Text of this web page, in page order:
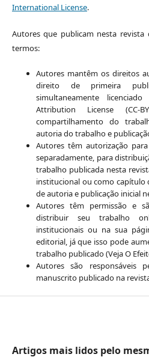
International License.
Autores que publicam nesta revista
termos:
Autores mantêm os direitos
direito de primeira
simultaneamente
Attribution License
compartilhamento do
autoria do trabalho e
Autores têm autorização
separadamente, para
trabalho publicada nesta
institucional ou como capítulo
de autoria e publicação inicial
Autores têm permissão e
distribuir seu trabalho
institucionais ou na sua
editorial, já que isso pode
trabalho publicado (Veja O
Autores são responsáveis
manuscrito publicado na
Artigos mais lidos pelo